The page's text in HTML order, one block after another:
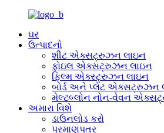
ઘર
ઉત્પાદનો
શીટ એક્સટ્રુઝન લાઇન
ફોઇલ એક્સટ્રુઝન લાઇન
ફિલ્મ એક્સ્ટ્રુઝન લાઇન
બોર્ડ અને પ્લેટ એક્સટ્રુઝન
મેલ્ટબ્લોન નોન-વેવન
અમારા વિશે
ડાઉનલોડ કરો
પ્રમાણપત્ર